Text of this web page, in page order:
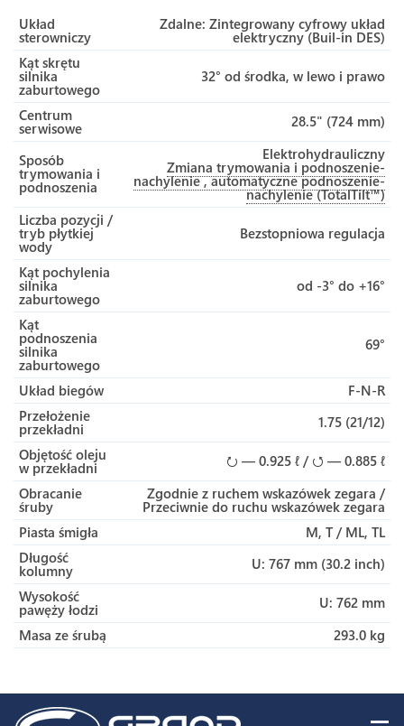
Układ
sterowniczy
Zdalne: Zintegrowany cyfrowy układ
elektryczny (Buil-in DES)
Kąt skrętu
silnika
zaburtowego
32° od środka, w lewo i prawo
Centrum
serwisowe 28.5" (724 mm)
Sposób
trymowania i
podnoszenia
Elektrohydrauliczny
Zmiana trymowania i podnoszenie-
nachylenie , automatyczne podnoszenie-
nachylenie (TotalTilt™)
Liczba pozycji /
tryb płytkiej
wody
Bezstopniowa regulacja
Kąt pochylenia
silnika
zaburtowego
od -3° do +16°
Kąt
podnoszenia
silnika
zaburtowego
69°
Układ biegów
F-N-R
Przełożenie
przekładni
1.75 (21/12)
Objętość oleju
w przekładni
⭮ — 0.925 ℓ / ⭯ — 0.885 ℓ
Obracanie
śruby
Zgodnie z ruchem wskazówek zegara /
Przeciwnie do ruchu wskazówek zegara
Piasta śmigła
M, T / ML, TL
Długość
kolumny
U: 767 mm (30.2 inch)
Wysokość
pawęży łodzi
U: 762 mm
Masa ze śrubą
293.0 kg